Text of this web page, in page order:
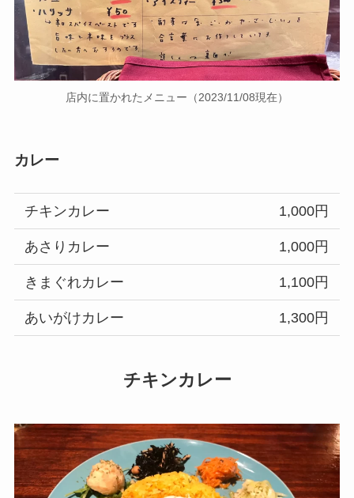
店内に置かれたメニュー（2023/11/08現在）
カレー
チキンカレー 1,000円
あさりカレー 1,000円
きまぐれカレー 1,100円
あいがけカレー 1,300円
チキンカレー